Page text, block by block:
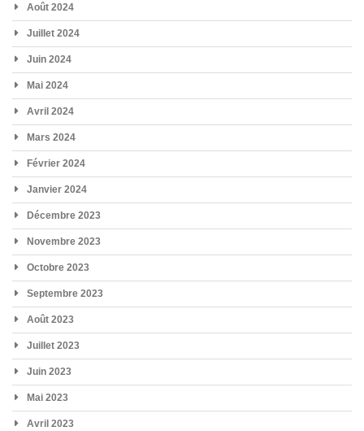
Août 2024
Juillet 2024
Juin 2024
Mai 2024
Avril 2024
Mars 2024
Février 2024
Janvier 2024
Décembre 2023
Novembre 2023
Octobre 2023
Septembre 2023
Août 2023
Juillet 2023
Juin 2023
Mai 2023
Avril 2023